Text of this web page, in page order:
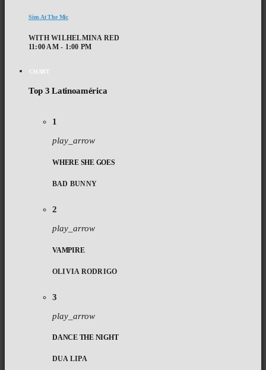
Sins At The Mic
WITH WILHELMINA RED
11:00 AM - 1:00 PM
CHART
Top 3 Latinoamérica
1
play_arrow
WHERE SHE GOES
BAD BUNNY
2
play_arrow
VAMPIRE
OLIVIA RODRIGO
3
play_arrow
DANCE THE NIGHT
DUA LIPA